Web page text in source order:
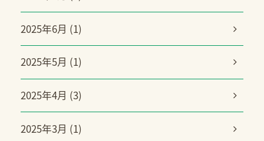
2025年6月 (1)
2025年5月 (1)
2025年4月 (3)
2025年3月 (1)